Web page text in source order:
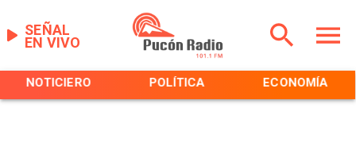
EN VIVO
SEÑAL
NOTICIERO POLÍTICA ECONOMÍA